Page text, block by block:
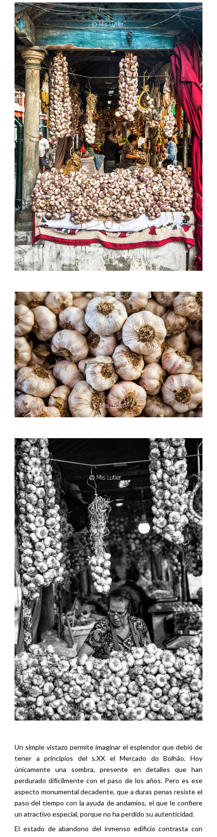
Un simple vistazo permite imaginar el esplendor que debió de
tener a principios del s.XX el Mercado do Bolhão. Hoy
únicamente una sombra, presente en detalles que han
perdurado difícilmente con el paso de los años. Pero es ese
aspecto monumental decadente, que a duras penas resiste el
paso del tiempo con la ayuda de andamios, el que le confiere
un atractivo especial, porque no ha perdido su autenticidad.
El estado de abandono del inmenso edificio contrasta con